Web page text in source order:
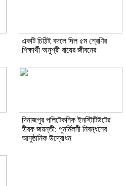
একটি চিঠিই বদলে দিল ৫ম শ্রেণির
শিক্ষার্থী অনুশ্রী রায়ের জীবনের
দিনাজপুর পলিটেকনিক ইনস্টিটিউটের
হীরক জয়ন্তী: পুনর্মিলনী নিবন্ধনের
আনুষ্ঠানিক উদ্বোধন